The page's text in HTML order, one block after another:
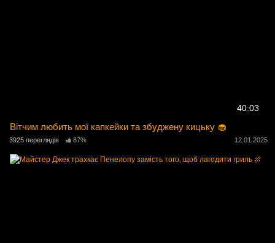
40:03
Вітчим любить мої капкейки та збуджену кицьку 🧁
3925 переглядів 87% 12.01.2025